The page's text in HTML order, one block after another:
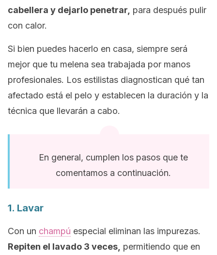
cabellera y dejarlo penetrar, para después pulir
con calor.
Si bien puedes hacerlo en casa, siempre será
mejor que tu melena sea trabajada por manos
profesionales. Los estilistas diagnostican qué tan
afectado está el pelo y establecen la duración y la
técnica que llevarán a cabo.
En general, cumplen los pasos que te
comentamos a continuación.
1. Lavar
Con un champú especial eliminan las impurezas.
Repiten el lavado 3 veces, permitiendo que en